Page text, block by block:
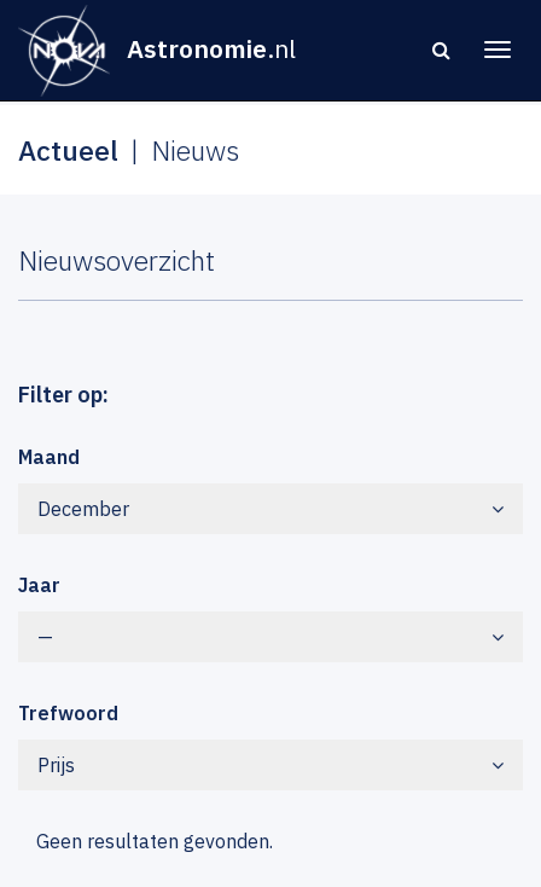
Astronomie.nl
Actueel Nieuws
Nieuwsoverzicht
Filter op:
Maand
December
Jaar
—
Trefwoord
Prijs
Geen resultaten gevonden.